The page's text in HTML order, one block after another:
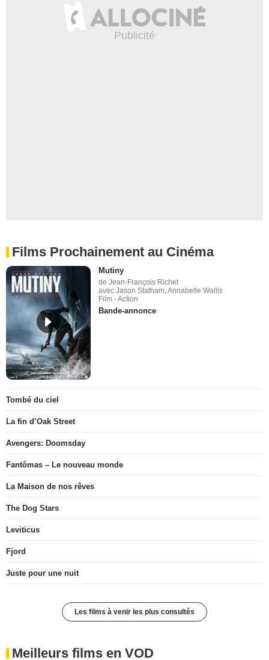
Films Prochainement au Cinéma
Mutiny
de Jean-François Richet
avec Jason Statham, Annabelle Wallis
Film - Action
Bande-annonce
Tombé du ciel
La fin d’Oak Street
Avengers: Doomsday
Fantômas – Le nouveau monde
La Maison de nos rêves
The Dog Stars
Leviticus
Fjord
Juste pour une nuit
Les films à venir les plus consultés
Meilleurs films en VOD